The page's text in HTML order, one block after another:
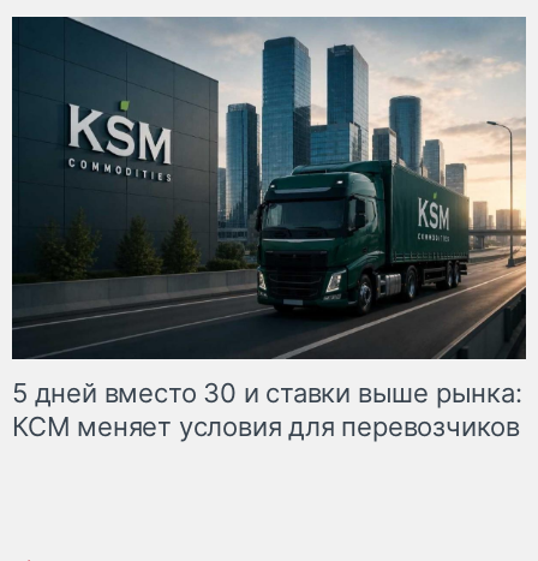
5 дней вместо 30 и ставки выше рынка:
КСМ меняет условия для перевозчиков